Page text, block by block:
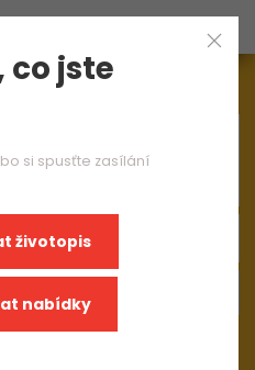
práce
co jste
si spusťte zasílání
životopis
nabídky